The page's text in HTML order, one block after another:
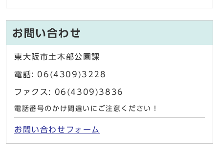
お問い合わせ
東大阪市土木部公園課
電話: 06(4309)3228
ファクス: 06(4309)3836
電話番号のかけ間違いにご注意ください！
お問い合わせフォーム